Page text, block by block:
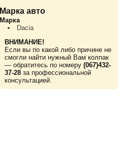
Марка авто
Марка
Dacia
ВНИМАНИЕ!
Если вы по какой либо причине не
смогли найти нужный Вам колпак
— обратитесь по номеру (067)432-
37-28 за профессиональной
консультацией.